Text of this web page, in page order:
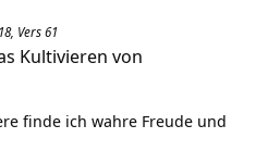
Vers 61
Kultivieren von
finde ich wahre Freude und